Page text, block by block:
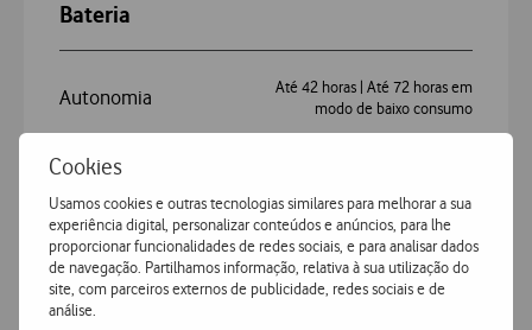
Cookies
Usamos cookies e outras tecnologias similares para melhorar a sua
experiência digital, personalizar conteúdos e anúncios, para lhe
proporcionar funcionalidades de redes sociais, e para analisar dados
de navegação. Partilhamos informação, relativa à sua utilização do
site, com parceiros externos de publicidade, redes sociais e de
análise.
Bateria
Autonomia
Até 42 horas | Até 72 horas em
modo de baixo consumo
Conectividade e Sistemas
Bluetooth™ (norma) 5.3